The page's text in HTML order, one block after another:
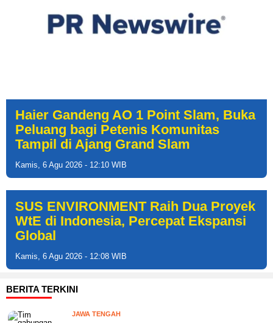
Haier Gandeng AO 1 Point Slam, Buka
Peluang bagi Petenis Komunitas
Tampil di Ajang Grand Slam
Kamis, 6 Agu 2026 - 12:10 WIB
SUS ENVIRONMENT Raih Dua Proyek
WtE di Indonesia, Percepat Ekspansi
Global
Kamis, 6 Agu 2026 - 12:08 WIB
BERITA TERKINI
JAWA TENGAH